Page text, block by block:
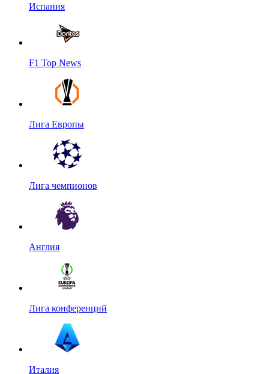
Испания
F1 Top News
Лига Европы
Лига чемпионов
Англия
Лига конференций
Италия